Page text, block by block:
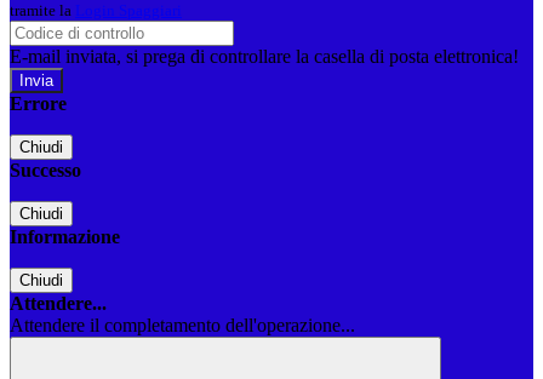
tramite la Login Spaggiari
E-mail inviata, si prega di controllare la casella di posta elettronica!
Errore
Chiudi
Successo
Chiudi
Informazione
Chiudi
Attendere...
Attendere il completamento dell'operazione...